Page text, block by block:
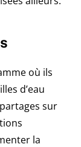
où ils
d’eau
sur
la